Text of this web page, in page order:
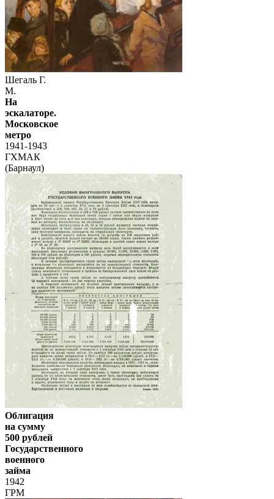
Шегаль Г.
М.
На
эскалаторе.
Московское
метро
1941-1943
ГХМАК
(Барнаул)
Облигация
на сумму
500 рублей
Государственного
военного
займа
1942
ГРМ